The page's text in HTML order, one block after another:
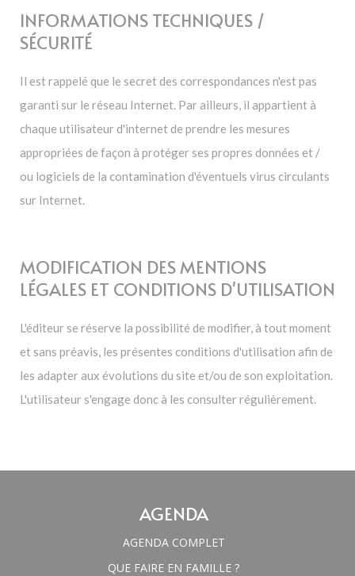
INFORMATIONS TECHNIQUES /
SÉCURITÉ
Il est rappelé que le secret des correspondances n'est pas
garanti sur le réseau Internet. Par ailleurs, il appartient à
chaque utilisateur d'internet de prendre les mesures
appropriées de façon à protéger ses propres données et /
ou logiciels de la contamination d'éventuels virus circulants
sur Internet.
MODIFICATION DES MENTIONS
LÉGALES ET CONDITIONS D'UTILISATION
L'éditeur se réserve la possibilité de modifier, à tout moment
et sans préavis, les présentes conditions d'utilisation afin de
les adapter aux évolutions du site et/ou de son exploitation.
L'utilisateur s'engage donc à les consulter régulièrement.
AGENDA
AGENDA COMPLET
QUE FAIRE EN FAMILLE ?